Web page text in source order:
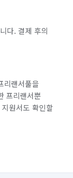
다. 결제 후의
리랜서풀을
프리랜서뿐
원서도 확인할